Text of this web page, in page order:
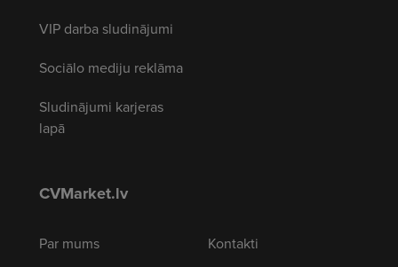
VIP darba sludinājumi
Sociālo mediju reklāma
Sludinājumi karjeras
lapā
CVMarket.lv
Par mums
Kontakti